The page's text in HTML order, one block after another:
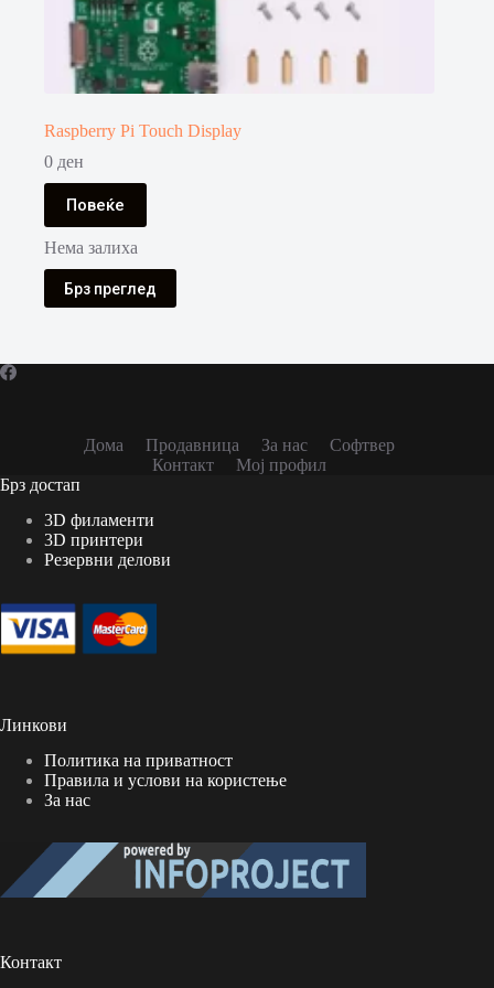
Raspberry Pi Touch Display
0 ден
Повеќе
Нема залиха
Брз преглед
Дома Продавница За нас
Софтвер
Контакт
Мој профил
Брз достап
3D филаменти
3D принтери
Резервни делови
Линкови
Политика на приватност
Правила и услови на користење
За нас
Контакт